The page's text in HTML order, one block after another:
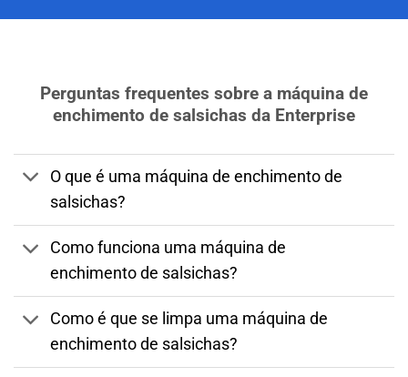
Perguntas frequentes sobre a máquina de
enchimento de salsichas da Enterprise
O que é uma máquina de enchimento de
salsichas?
Como funciona uma máquina de
enchimento de salsichas?
Como é que se limpa uma máquina de
enchimento de salsichas?